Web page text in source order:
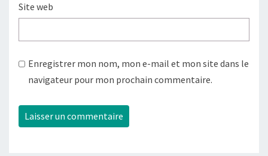
Site web
Enregistrer mon nom, mon e-mail et mon site dans le
navigateur pour mon prochain commentaire.